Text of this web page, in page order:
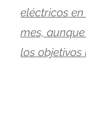
eléctricos
mes,
los objetivos